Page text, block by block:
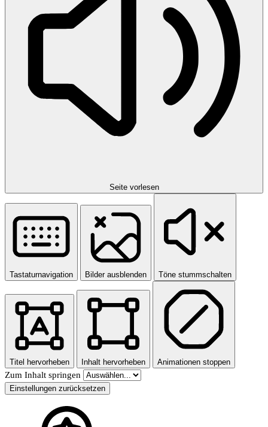
Seite vorlesen
Tastaturnavigation Bilder ausblenden Töne stummschalten
Titel hervorheben Inhalt hervorheben Animationen stoppen
Zum Inhalt springen
Einstellungen zurücksetzen